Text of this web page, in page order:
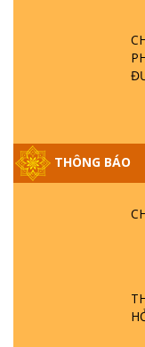
THÔNG BÁO